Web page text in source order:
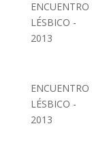
ENCUENTRO
LÉSBICO -
2013
ENCUENTRO
LÉSBICO -
2013